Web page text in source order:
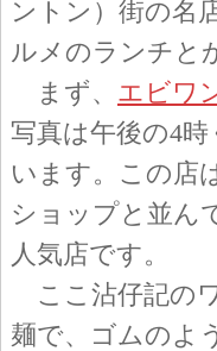
ントン）街の名
ルメのランチと
まず、 エビワ
写真は午後の4
います。この店
ショップと並ん
人気店です。
ここ沾仔記の
麺で、ゴムのよ